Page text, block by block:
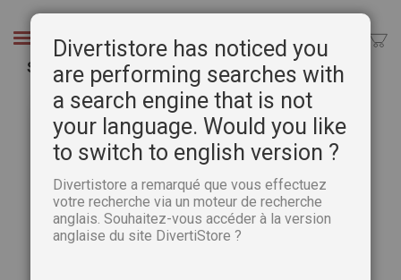
Chercher
SUDOKU Banzaï 2 - Niveaux 5-6-7
Passer
galerie
d’images
Divertistore has noticed you
are performing searches with
a search engine that is not
your language. Would you like
to switch to english version ?
Divertistore a remarqué que vous effectuez
votre recherche via un moteur de recherche
anglais. Souhaitez-vous accéder à la version
anglaise du site DivertiStore ?